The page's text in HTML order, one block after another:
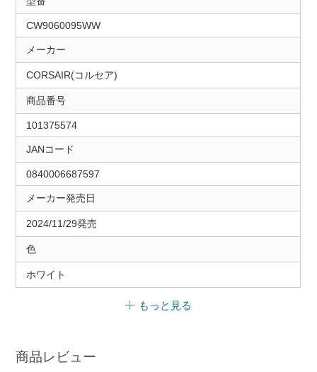
CW9060095WW
メーカー
CORSAIR(コルセア)
商品番号
101375574
JANコード
0840006687597
メーカー発売日
2024/11/29発売
色
ホワイト
もっと見る
商品レビュー